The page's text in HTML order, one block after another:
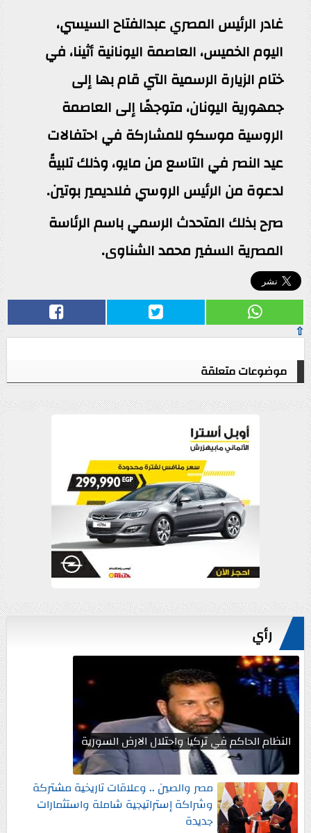
غادر الرئيس المصري عبدالفتاح السيسي،
اليوم الخميس، العاصمة اليونانية أثينا، في
ختام الزيارة الرسمية التي قام بها إلى
جمهورية اليونان، متوجهًا إلى العاصمة
الروسية موسكو للمشاركة في احتفالات
عيد النصر في التاسع من مايو، وذلك تلبيةً
لدعوة من الرئيس الروسي فلاديمير بوتين.
صرح بذلك المتحدث الرسمي باسم الرئاسة
المصرية السفير محمد الشناوى.
⇧
موضوعات متعلقة
رأي
النظام الحاكم في تركيا واحتلال الارض السورية
مصر والصين .. وعلاقات تاريخية مشتركة
وشراكة إستراتيجية شاملة واستثمارات
جديدة